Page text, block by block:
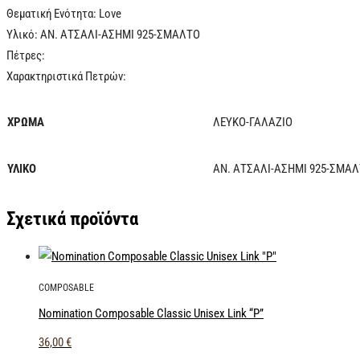
Θεματική Ενότητα: Love
Υλικό: ΑΝ. ΑΤΣΑΛΙ-ΑΣΗΜΙ 925-ΣΜΑΛΤΟ
Πέτρες:
Χαρακτηριστικά Πετρών:
ΧΡΩΜΑ ΛΕΥΚΟ-ΓΑΛΑΖΙΟ
ΥΛΙΚΟ ΑΝ. ΑΤΣΑΛΙ-ΑΣΗΜΙ 925-
Σχετικά προϊόντα
COMPOSABLE
Nomination Composable Classic Unisex Link “P”
36,00€